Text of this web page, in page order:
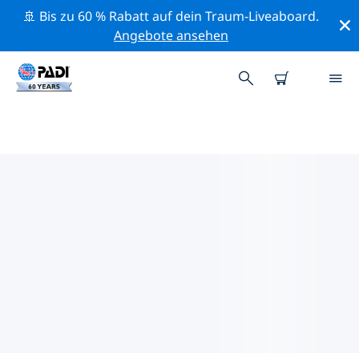
🚢 Bis zu 60 % Rabatt auf dein Traum-Liveaboard.
Angebote ansehen